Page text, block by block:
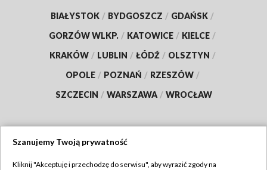
BIAŁYSTOK / BYDGOSZCZ / GDAŃSK /
GORZÓW WLKP. / KATOWICE / KIELCE /
KRAKÓW / LUBLIN / ŁÓDŹ / OLSZTYN /
OPOLE / POZNAŃ / RZESZÓW /
SZCZECIN / WARSZAWA / WROCŁAW
Szanujemy Twoją prywatność
Kliknij "Akceptuję i przechodzę do serwisu", aby wyrazić zgody na